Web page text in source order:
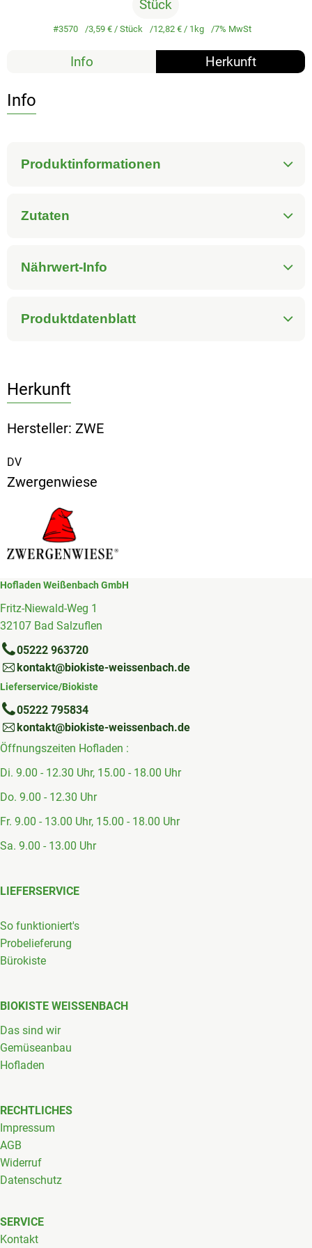
Stück
#3570 3,59 €/ Stück 12,82 €/ 1kg 7% MwSt
Info Herkunft
Info
Produktinformationen
Zutaten
Nährwert-Info
Produktdatenblatt
Herkunft
Hersteller: ZWE
DV
Zwergenwiese
Hofladen Weißenbach GmbH
Fritz-Niewald-Weg 1
32107 Bad Salzuflen
05222 963720
kontakt@biokiste-weissenbach.de
Lieferservice/Biokiste
05222 795834
kontakt@biokiste-weissenbach.de
Öffnungszeiten Hofladen :
Di. 9.00 - 12.30 Uhr, 15.00 - 18.00 Uhr
Do. 9.00 - 12.30 Uhr
Fr. 9.00 - 13.00 Uhr, 15.00 - 18.00 Uhr
Sa. 9.00 - 13.00 Uhr
LIEFERSERVICE
So funktioniert's
Probelieferung
Bürokiste
BIOKISTE WEISSENBACH
Das sind wir
Gemüseanbau
Hofladen
RECHTLICHES
Impressum
AGB
Widerruf
Datenschutz
SERVICE
Kontakt